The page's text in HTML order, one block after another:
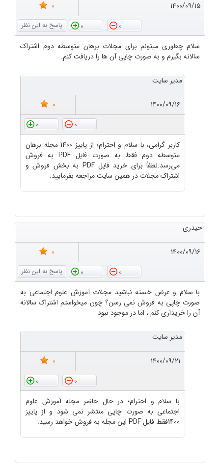
۱۴۰۰/۰۹/۱۵
0
0
0
سلام چطوری میتونم برای مجلات برهان متوسظه دوم اشتراک
سالانه بگیرم و به صورت چاپی آن ها را دریافت کنم.
مدیر سایت
۱۴۰۰/۰۹/۱۶
0
0
0
کاربر گرامی، با سلام و احترام؛ از پاییز 1400 مجله برهان
متوسطه دوم فقط به صورت فایل PDF به فروش
می‌رسد.لطفاً برای خرید فایل PDF به بخش فروش و
اشتراک مجلات در همین سایت مراجعه بفرمایید.
حیدری
۱۴۰۰/۰۹/۱۶
0
0
0
با سلام و عرض خسته نباشید مجلات آموزش علوم اجتماعی به
صورت چاپی به فروش نمی رسن؟ چون میخواستم اشتراک سالانه
آن را خریداری کنم ، اما در موجود نبود
مدیر سایت
۱۴۰۰/۰۹/۲۱
0
0
0
با سلام و احترام؛ در حال حاضر مجله آموزش علوم
اجتماعی به صورت چاپی منتشر نمی شود و از پاییز
1400فقط فایل PDF این مجله به فروش خواهد رسید.